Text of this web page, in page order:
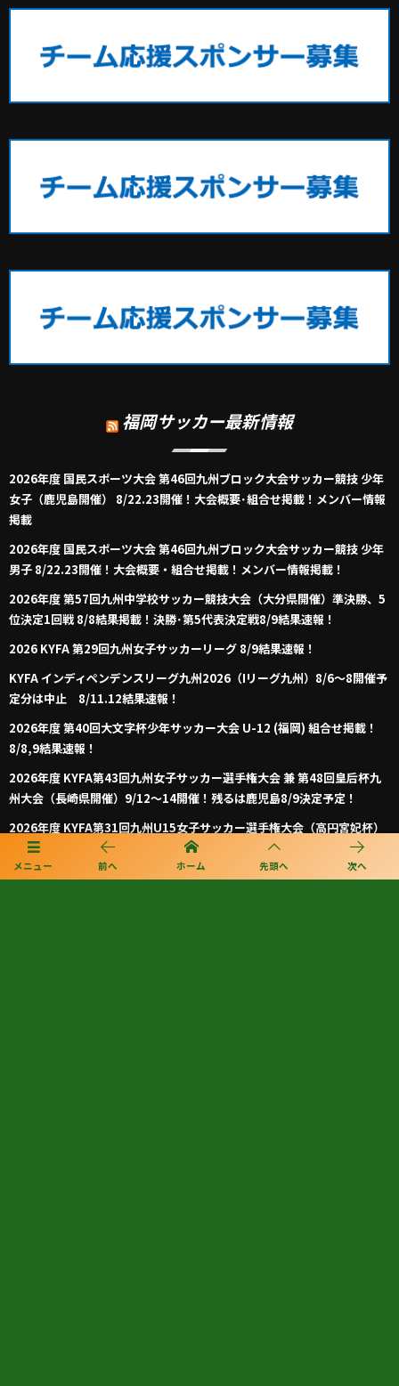
メニュー 前へ ホーム 先頭へ 次へ
福岡サッカー最新情報
2026年度 国民スポーツ大会 第46回九州ブロック大会サッカー競技 少年
女子（鹿児島開催） 8/22.23開催！大会概要･組合せ掲載！メンバー情報
掲載
2026年度 国民スポーツ大会 第46回九州ブロック大会サッカー競技 少年
男子 8/22.23開催！大会概要・組合せ掲載！メンバー情報掲載！
2026年度 第57回九州中学校サッカー競技大会（大分県開催）準決勝、5
位決定1回戦 8/8結果掲載！決勝･第5代表決定戦8/9結果速報！
2026 KYFA 第29回九州女子サッカーリーグ 8/9結果速報！
KYFA インディペンデンスリーグ九州2026（Iリーグ九州）8/6～8開催予
定分は中止 8/11.12結果速報！
2026年度 第40回大文字杯少年サッカー大会 U-12 (福岡) 組合せ掲載！
8/8,9結果速報！
2026年度 KYFA第43回九州女子サッカー選手権大会 兼 第48回皇后杯九
州大会（長崎県開催）9/12～14開催！残るは鹿児島8/9決定予定！
2026年度 KYFA第31回九州U15女子サッカー選手権大会（高円宮妃杯）
鹿児島代表決定！佐賀8/9.11 大分、沖縄9/5.6開催 県予選例年8～9月情
報募集！九州大会10/31～11/2 熊本県開催！